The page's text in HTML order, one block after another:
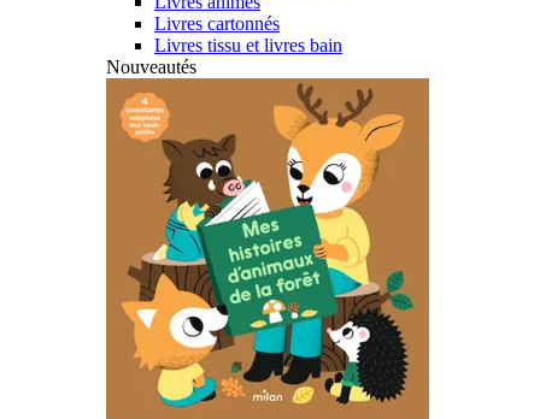
Livres cartonnés
Livres tissu et livres bain
Nouveautés